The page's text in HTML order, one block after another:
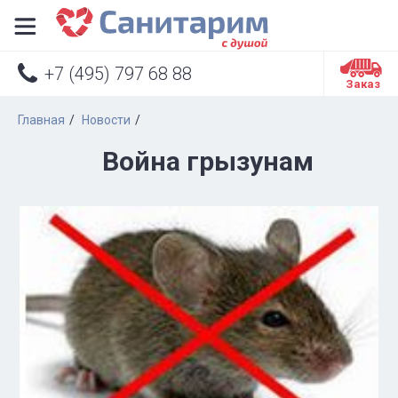
+7 (495) 797 68 88 
Заказ
Главная Новости
Война грызунам